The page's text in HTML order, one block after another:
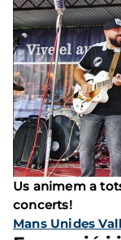
Us animem a
concerts!
Mans Unides